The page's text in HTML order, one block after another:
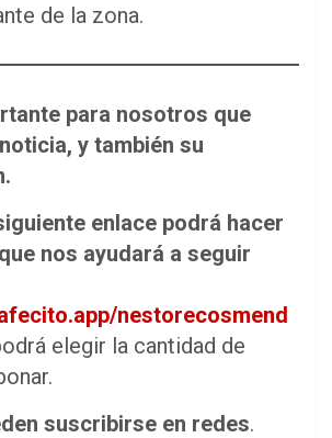
de la zona.
para nosotros que
y también su
enlace podrá hacer
nos ayudará a seguir
nestorecosmend
elegir la cantidad de
suscribirse en redes.